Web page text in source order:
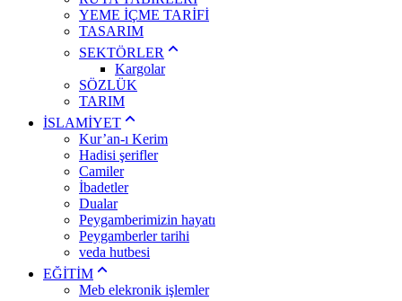
YEME İÇME TARİFİ
TASARIM
SEKTÖRLER
Kargolar
SÖZLÜK
TARIM
İSLAMİYET
Kur’an-ı Kerim
Hadisi şerifler
Camiler
İbadetler
Dualar
Peygamberimizin hayatı
Peygamberler tarihi
veda hutbesi
EĞİTİM
Meb elekronik işlemler